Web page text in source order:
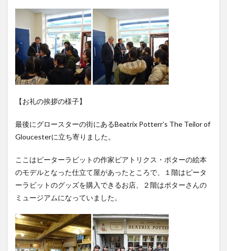
【お礼の挨拶の様子】
最後にグロースターの街にあるBeatrix Potterr’s The Teilor of
Gloucesterに立ち寄りました。
ここはピーターラビットの作家ビアトリクス・ポターの絵本
のモデルとなった仕立て屋があったところで、１階はピータ
ーラビットのグッズを購入できるお店、２階はポターさんの
ミュージアムになっていました。